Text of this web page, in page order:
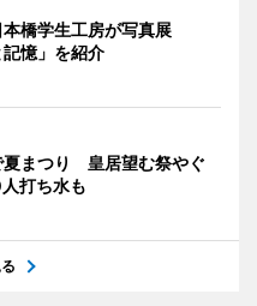
本橋学生工房が写真展
記憶」を紹介
夏まつり 皇居望む祭やぐ
打ち水も